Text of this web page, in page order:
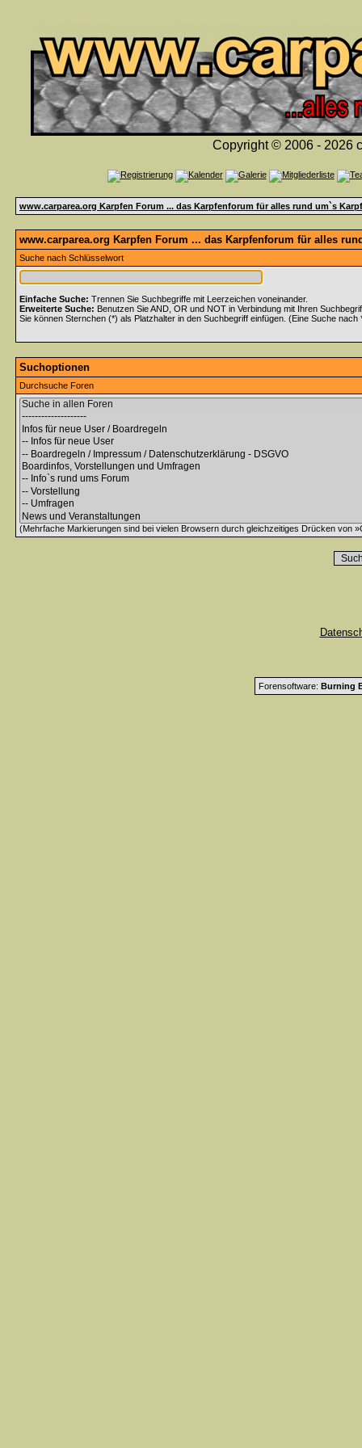
Copyright © 2006 - 2026
www.carparea.org Karpfen Forum ... das Karpfenforum für alles rund um`s
www.carparea.org Karpfen Forum ... das Karpfenforum für alles
Suche nach Schlüsselwort
Einfache Suche: Trennen Sie Suchbegriffe mit Leerzeichen voneinander.
Erweiterte Suche: Benutzen Sie AND, OR und NOT in Verbindung mit Ihren
Sie können Sternchen (*) als Platzhalter in den Suchbegriff einfügen. (Eine Suche
Suchoptionen
Durchsuche Foren
(Mehrfache Markierungen sind bei vielen Browsern durch gleichzeitiges Drücken von
Forensoftware: Burning